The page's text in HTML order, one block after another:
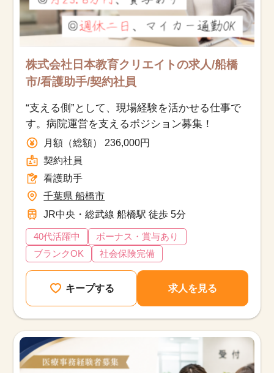
株式会社日本教育クリエイトの求人/船橋
市/看護助手/契約社員
“支える側”として、現場経験を活かせる仕事で
す。病院運営を支えるポジション募集！
月額（総額） 236,000円
契約社員
看護助手
千葉県 船橋市
JR中央・総武線 船橋駅 徒歩 5分
40代活躍中
ボーナス・賞与あり
ブランクOK
社会保険完備
キープする 求人を見る